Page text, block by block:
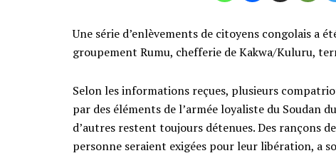
Une série d’enlèvements de citoyens congolais a
groupement Rumu, chefferie de Kakwa/Kuluru,
Selon les informations reçues, plusieurs
par des éléments de l’armée loyaliste du Soudan
d’autres restent toujours détenues. Des rançons
personne seraient exigées pour leur libération, a